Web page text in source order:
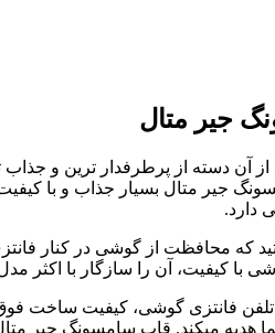
جیر متال
آن دسته از پرطرفدار ترین و جذاب
جیر متال بسیار جذاب و با
دارد.
که محافظت از گوشی در کنار
با کیفیت، آن را سازگار با اکثر
فانتزی گوشی، کیفیت ساخت
هدیه میکند. قاب سامسونگ جیر